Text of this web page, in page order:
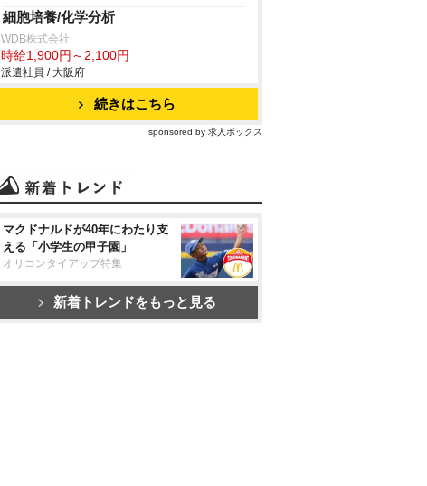
細胞培養/化学分析
WDB株式会社
時給1,900円～2,100円
派遣社員 / 大阪府
続きはこちら
sponsored by 求人ボックス
マクドナルドが40年にわたり支
える「小学生の甲子園」
オリコンタイアップ特集
新着トレンドをもっと見る